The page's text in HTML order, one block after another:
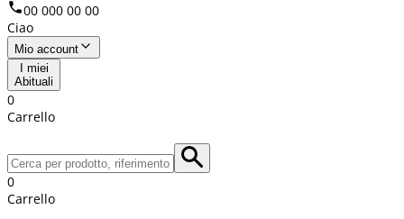
00 000 00 00
Ciao
Mio account
I miei
Abituali
0
Carrello
0
Carrello